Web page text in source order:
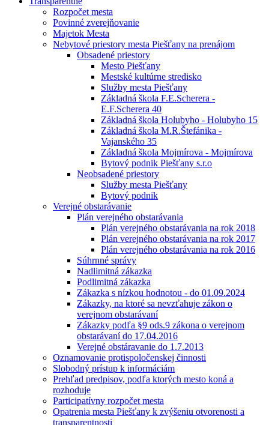
Rozpočet mesta
Povinné zverejňovanie
Majetok Mesta
Nebytové priestory mesta Piešťany na prenájom
Obsadené priestory
Mesto Piešťany
Mestské kultúrne stredisko
Služby mesta Piešťany
Základná škola F.E.Scherera -
E.F.Scherera 40
Základná škola Holubyho - Holubyho 15
Základná škola M.R.Štefánika -
Vajanského 35
Základná škola Mojmírova - Mojmírova
Bytový podnik Piešťany s.r.o
Neobsadené priestory
Služby mesta Piešťany
Bytový podnik
Verejné obstarávanie
Plán verejného obstarávania
Plán verejného obstarávania na rok 2018
Plán verejného obstarávania na rok 2017
Plán verejného obstarávania na rok 2016
Súhrnné správy
Nadlimitná zákazka
Podlimitná zákazka
Zákazka s nízkou hodnotou - do 01.09.2024
Zákazky, na ktoré sa nevzťahuje zákon o
verejnom obstarávaní
Zákazky podľa §9 ods.9 zákona o verejnom
obstarávaní do 17.04.2016
Verejné obstáravanie do 1.7.2013
Oznamovanie protispoločenskej činnosti
Slobodný prístup k informáciám
Prehľad predpisov, podľa ktorých mesto koná a
rozhoduje
Participatívny rozpočet mesta
Opatrenia mesta Piešťany k zvýšeniu otvorenosti a
transparentnosti